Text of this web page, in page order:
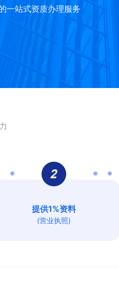
一站式资质办理服务
提供1%资料
(营业执照)